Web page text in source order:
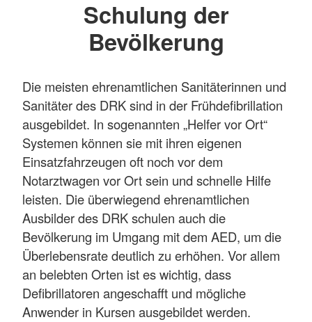
Schulung der
Bevölkerung
Die meisten ehrenamtlichen Sanitäterinnen und
Sanitäter des DRK sind in der Frühdefibrillation
ausgebildet. In sogenannten „Helfer vor Ort“
Systemen können sie mit ihren eigenen
Einsatzfahrzeugen oft noch vor dem
Notarztwagen vor Ort sein und schnelle Hilfe
leisten. Die überwiegend ehrenamtlichen
Ausbilder des DRK schulen auch die
Bevölkerung im Umgang mit dem AED, um die
Überlebensrate deutlich zu erhöhen. Vor allem
an belebten Orten ist es wichtig, dass
Defibrillatoren angeschafft und mögliche
Anwender in Kursen ausgebildet werden.